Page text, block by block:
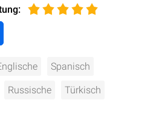
:
Spanisch
Russische Türkisch